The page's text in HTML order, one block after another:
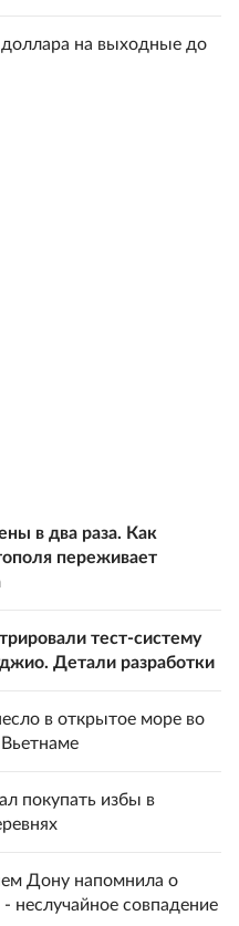
на выходные до
в два раза. Как
переживает
тест-систему
Детали разработки
в открытое море во
покупать избы в
Дону напомнила о
неслучайное совпадение